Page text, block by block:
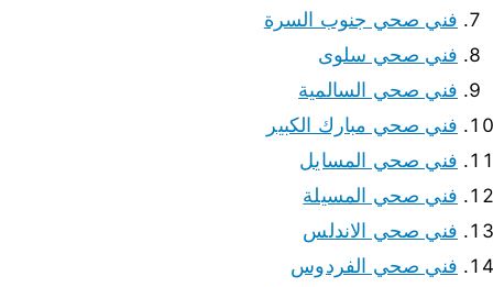
فني صحي جنوب السرة
فني صحي سلوى
فني صحي السالمية
فني صحي مبارك الكبير
فني صحي المسايل
فني صحي المسيلة
فني صحي الاندلس
فني صحي الفردوس